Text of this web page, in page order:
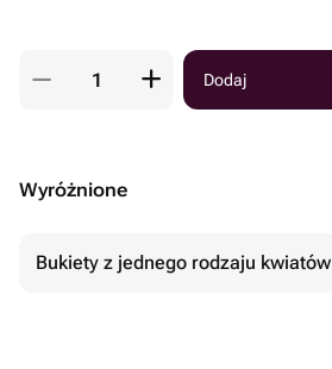
Dodaj
Wyróżnione
Bukiety z jednego rodzaju kwiatów